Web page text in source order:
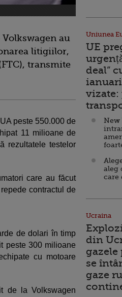
au
litigiilor,
transmite
peste 550.000 de
11 milioane de
rezultatele testelor
care au făcut
contractul de
de dolari în timp
peste 300 milioane
cu motoare
de la Volkswagen
Uniunea
UE
deal”
vizate:
New
aleg
care
Ucraina
din
gazele
se
gaze